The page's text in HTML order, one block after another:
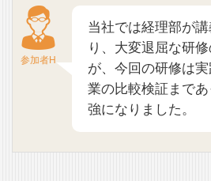
参加者H
当社では経理部が
り、大変退屈な研
が、今回の研修は
業の比較検証まで
強になりました。